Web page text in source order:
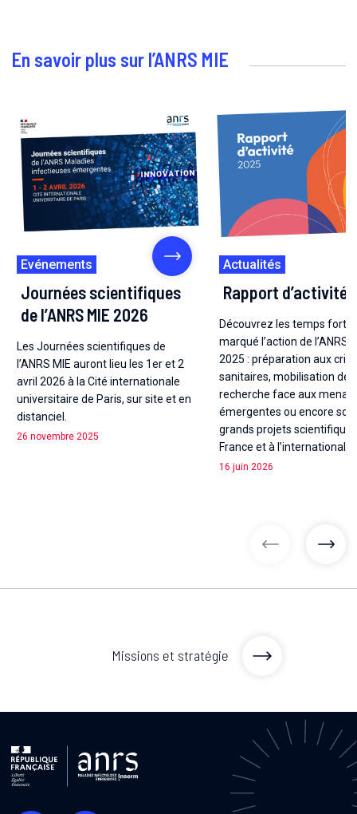
En savoir plus sur l’ANRS MIE
Evénements
Journées scientifiques
de l’ANRS MIE 2026
Les Journées scientifiques de
l’ANRS MIE auront lieu les 1er et 2
avril 2026 à la Cité internationale
universitaire de Paris, sur site et en
distanciel.
26 novembre 2025
Actualités
Rapport d’activité
Découvrez les temps forts
marqué l’action de l’ANRS
2025 : préparation aux
sanitaires, mobilisation de
recherche face aux
émergentes ou encore
grands projets
France et à l’international.
16 juin 2026
Missions et stratégie